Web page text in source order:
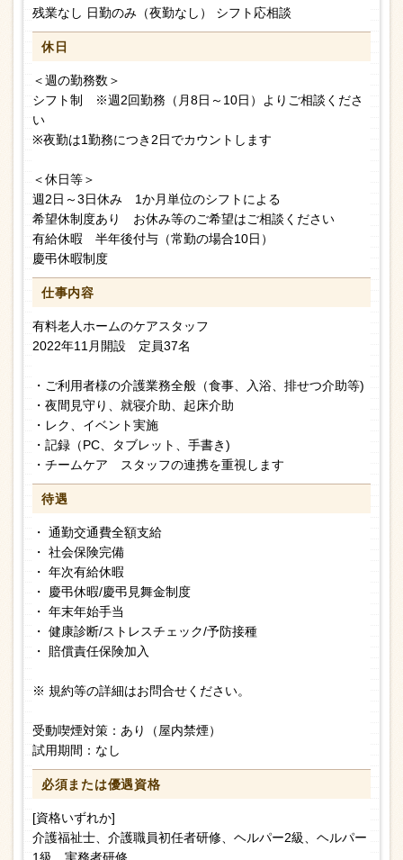
残業なし 日勤のみ（夜勤なし） シフト応相談
休日
＜週の勤務数＞
シフト制 ※週2回勤務（月8日～10日）よりご相談くださ
い
※夜勤は1勤務につき2日でカウントします
＜休日等＞
週2日～3日休み 1か月単位のシフトによる
希望休制度あり お休み等のご希望はご相談ください
有給休暇 半年後付与（常勤の場合10日）
慶弔休暇制度
仕事内容
有料老人ホームのケアスタッフ
2022年11月開設 定員37名
・ご利用者様の介護業務全般（食事、入浴、排せつ介助等)
・夜間見守り、就寝介助、起床介助
・レク、イベント実施
・記録（PC、タブレット、手書き)
・チームケア スタッフの連携を重視します
待遇
・ 通勤交通費全額支給
・ 社会保険完備
・ 年次有給休暇
・ 慶弔休暇/慶弔見舞金制度
・ 年末年始手当
・ 健康診断/ストレスチェック/予防接種
・ 賠償責任保険加入
※ 規約等の詳細はお問合せください。
受動喫煙対策：あり（屋内禁煙）
試用期間：なし
必須または優遇資格
[資格いずれか]
介護福祉士、介護職員初任者研修、ヘルパー2級、ヘルパー